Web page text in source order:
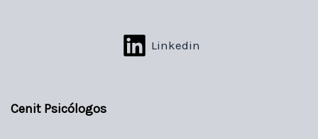
Linkedin
Cenit Psicólogos